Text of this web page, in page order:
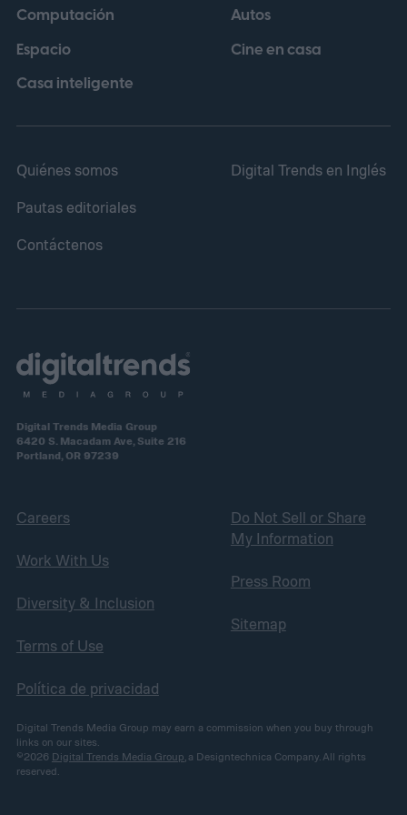
Computación
Espacio
Casa inteligente
Autos
Cine en casa
Quiénes somos
Pautas editoriales
Contáctenos
Digital Trends en Inglés
Digital Trends Media Group
6420 S. Macadam Ave, Suite 216
Portland, OR 97239
Careers
Work With Us
Diversity & Inclusion
Terms of Use
Política de privacidad
Do Not Sell or Share
My Information
Press Room
Sitemap
Digital Trends Media Group may earn a commission when you buy through
links on our sites.
©2026 Digital Trends Media Group , a Designtechnica Company. All rights
reserved.